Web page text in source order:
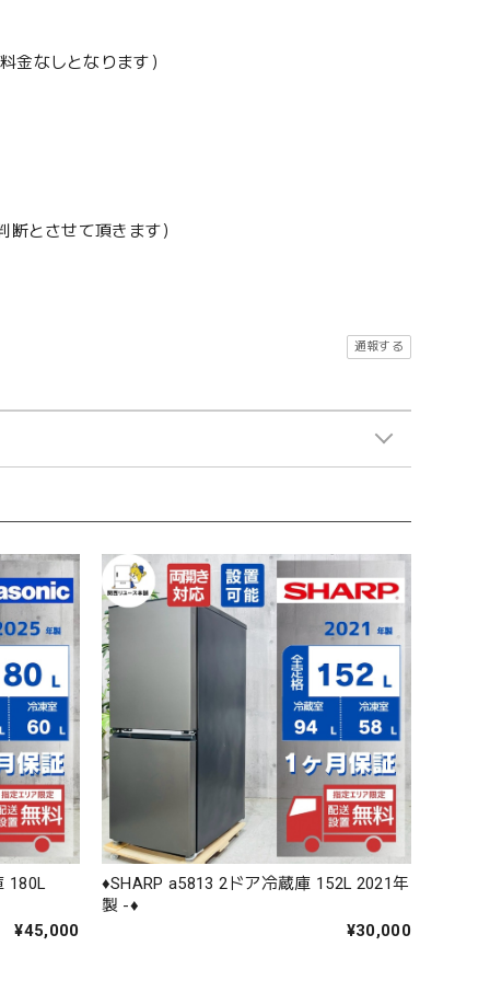
金なしとなります）
とさせて頂きます）
通報する
180L
¥45,000
♦️SHARP a5813 2ドア冷蔵庫 152L 2021年
製 -♦️
¥30,000